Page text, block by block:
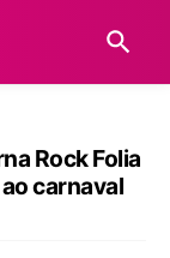
Rock Folia
carnaval